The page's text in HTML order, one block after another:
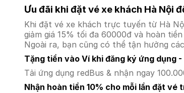
Ưu đãi khi đặt vé xe khách Hà Nội
Khi đặt vé xe khách trực tuyến từ Hà
giảm giá 15% tối đa 60000đ và hoàn
Ngoài ra, bạn cũng có thể tận hưởng
Tặng tiền vào Ví khi đăng ký ứng dụng
Tải ứng dụng redBus & nhận ngay
Nhận hoàn tiền 10% cho mỗi lần đặt vé